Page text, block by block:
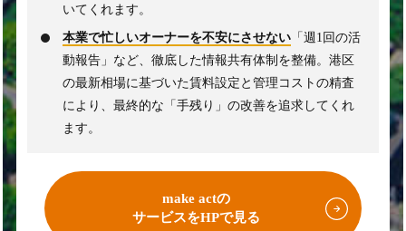
いてくれます。
本業で忙しいオーナーを不安にさせない「週1回の活
動報告」など、徹底した情報共有体制を整備。港区
の最新相場に基づいた賃料設定と管理コストの精査
により、最終的な「手残り」の改善を追求してくれ
ます。
make actの
サービスをHPで見る